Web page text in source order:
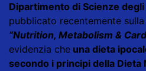
Dipartimento di Scienze
pubblicato recentemente
“Nutrition, Metabolism &
evidenzia che una dieta
secondo i principi della